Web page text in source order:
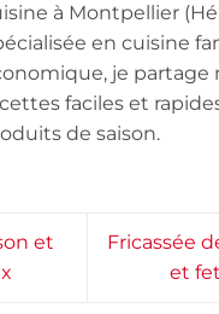
à Montpellier
en cuisine
je partage
faciles et
de saison.
et
Fricassée
et